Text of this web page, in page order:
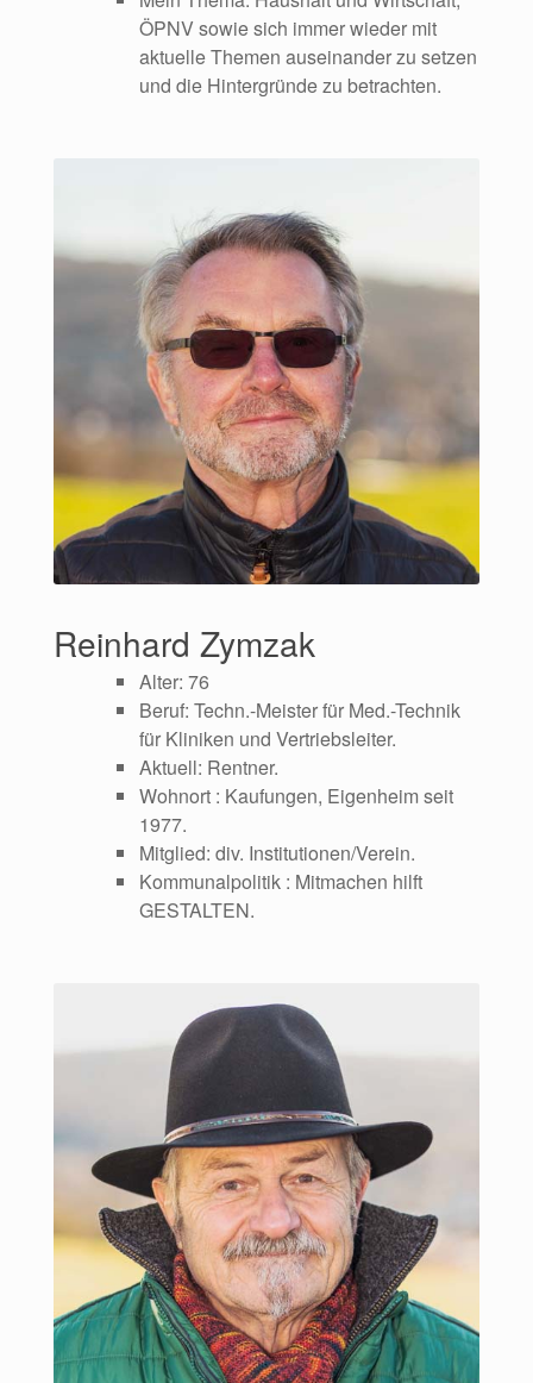
ÖPNV sowie sich immer wieder mit
aktuelle Themen auseinander zu setzen
und die Hintergründe zu betrachten.
Reinhard Zymzak
Alter: 76
Beruf: Techn.-Meister für Med.-Technik
für Kliniken und Vertriebsleiter.
Aktuell: Rentner.
Wohnort : Kaufungen, Eigenheim seit
1977.
Mitglied: div. Institutionen/Verein.
Kommunalpolitik : Mitmachen hilft
GESTALTEN.